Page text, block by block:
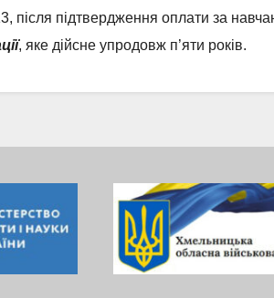
після підтвердження оплати за
, яке дійсне упродовж п’яти років.